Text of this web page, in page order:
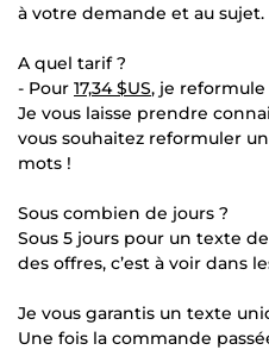
à votre demande et au sujet.
A quel tarif ?
- Pour 17,34 $US, je
Je vous laisse prendre
vous souhaitez reformuler
mots !
Sous combien de jours ?
Sous 5 jours pour un texte
des offres, c’est à voir dans
Je vous garantis un texte
Une fois la commande